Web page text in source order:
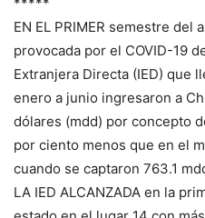
EN EL PRIMER semestre del
provocada por el COVID-19
Extranjera Directa (IED) que
enero a junio ingresaron a
dólares (mdd) por concepto
por ciento menos que en el
cuando se captaron 763.1
LA IED ALCANZADA en la